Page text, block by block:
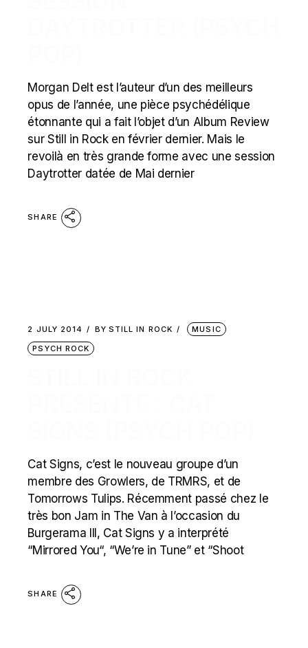
Morgan Delt est l’auteur d’un des meilleurs
opus de l’année, une pièce psychédélique
étonnante qui a fait l’objet d’un Album Review
sur Still in Rock en février dernier. Mais le
revoilà en très grande forme avec une session
Daytrotter datée de Mai dernier
SHARE
2 JULY 2014 BY STILL IN ROCK
MUSIC
PSYCH ROCK
Cat Signs, c’est le nouveau groupe d’un
membre des Growlers, de TRMRS, et de
Tomorrows Tulips. Récemment passé chez le
très bon Jam in The Van à l’occasion du
Burgerama III, Cat Signs y a interprété
“Mirrored You“, “We’re in Tune” et “Shoot
SHARE